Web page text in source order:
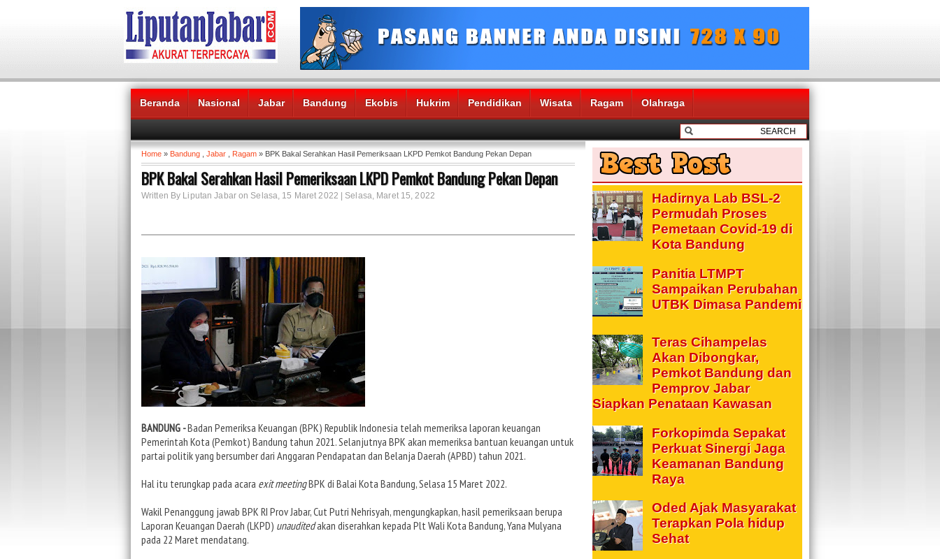
Beranda Nasional Jabar Bandung Ekobis Hukrim Pendidikan Wisata Ragam Olahraga
Headlines News :
Home » Bandung Jabar Ragam » BPK Bakal Serahkan Hasil Pemeriksaan LKPD Pemkot Bandung Pekan Depan
BPK Bakal Serahkan Hasil Pemeriksaan LKPD Pemkot Bandung Pekan Depan
Written By Liputan Jabar on Selasa, 15 Maret 2022 | Selasa, Maret 15, 2022
BANDUNG -Badan Pemeriksa Keuangan (BPK) Republik Indonesia telah memeriksa laporan keuangan
Pemerintah Kota (Pemkot) Bandung tahun 2021. Selanjutnya BPK akan memeriksa bantuan keuangan untuk
partai politik yang bersumber dari Anggaran Pendapatan dan Belanja Daerah (APBD) tahun 2021.
Hal itu terungkap pada acara exit meetingBPK di Balai Kota Bandung, Selasa 15 Maret 2022.
Wakil Penanggung jawab BPK RI Prov Jabar, Cut Putri Nehrisyah, mengungkapkan, hasil pemeriksaan berupa
Laporan Keuangan Daerah (LKPD) unauditedakan diserahkan kepada Plt Wali Kota Bandung, Yana Mulyana
pada 22 Maret mendatang.
Hadirnya Lab BSL-2
Permudah Proses
Pemetaan Covid-19 di
Kota Bandung
Panitia LTMPT
Sampaikan Perubahan
UTBK Dimasa Pandemi
Teras Cihampelas
Akan Dibongkar,
Pemkot Bandung dan
Pemprov Jabar
Siapkan Penataan Kawasan
Forkopimda Sepakat
Perkuat Sinergi Jaga
Keamanan Bandung
Raya
Oded Ajak Masyarakat
Terapkan Pola hidup
Sehat